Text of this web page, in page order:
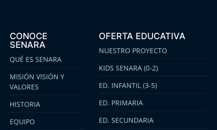
CONOCE
SENARA
QUÉ ES SENARA
MISIÓN VISIÓN Y
VALORES
HISTORIA
EQUIPO
OFERTA EDUCATIVA
NUESTRO PROYECTO
KIDS SENARA (0-2)
ED. INFANTIL (3-5)
ED. PRIMARIA
ED. SECUNDARIA